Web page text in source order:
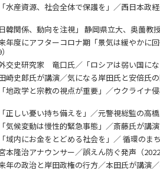
産資源、社会全体で保護を」／西日本政
関係、動向を注視」 静岡県立大、奥薗教
度にアフターコロナ期「景気は緩やかに
史研究家 竜口氏／「ロシアは弱い国に
史郎氏が講演／気になる岸田氏と安倍氏
政学と宗教の視点が重要」／ウクライナ
しい憂い持ち備えを」／元警視総監の高
候変動は慢性的緊急事態」／斎藤氏が講
内にお金をとどめる社会を」／ 循環のま
隆治アナウンサー／誤えん防ぐ発声（
の政治と岸田政権の行方／本田氏が講演